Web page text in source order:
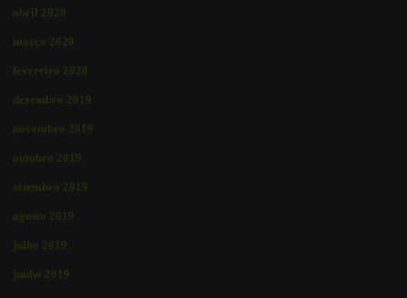
abril 2020
março 2020
fevereiro 2020
dezembro 2019
novembro 2019
outubro 2019
setembro 2019
agosto 2019
julho 2019
junho 2019